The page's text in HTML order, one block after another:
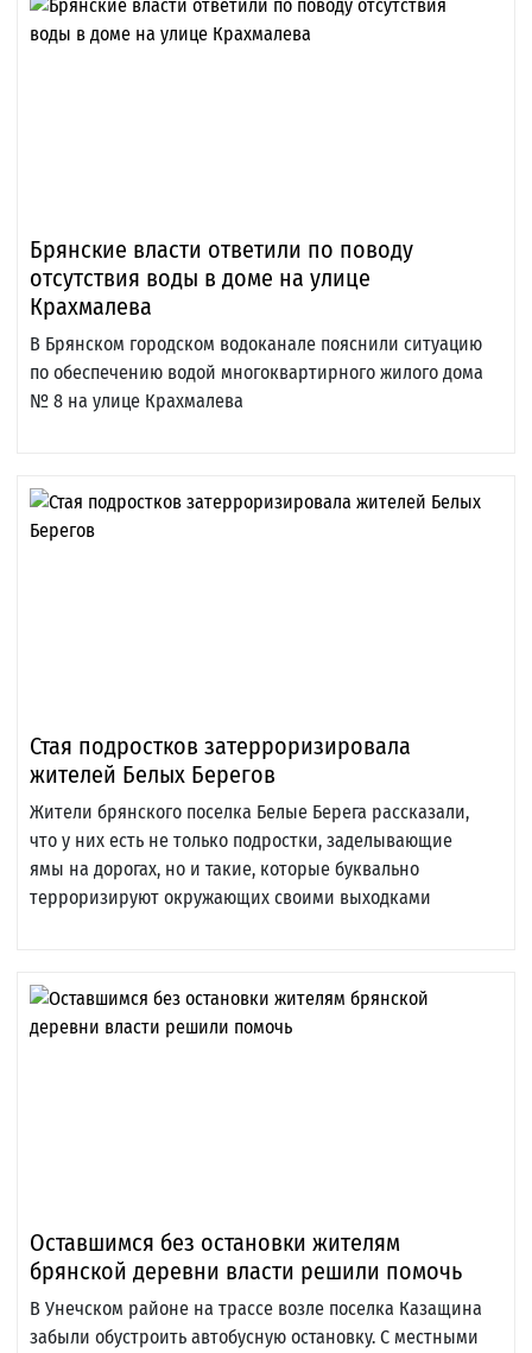
Брянские власти ответили по поводу
отсутствия воды в доме на улице
Крахмалева
В Брянском городском водоканале пояснили ситуацию
по обеспечению водой многоквартирного жилого дома
№ 8 на улице Крахмалева
Стая подростков затерроризировала
жителей Белых Берегов
Жители брянского поселка Белые Берега рассказали,
что у них есть не только подростки, заделывающие
ямы на дорогах, но и такие, которые буквально
терроризируют окружающих своими выходками
Оставшимся без остановки жителям
брянской деревни власти решили помочь
В Унечском районе на трассе возле поселка Казащина
забыли обустроить автобусную остановку. С местными